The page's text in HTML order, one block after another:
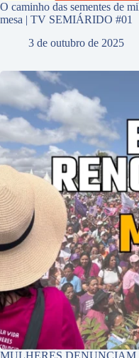
O caminho das sementes de
mesa | TV SEMIÁRIDO #01
3 de outubro de 2025